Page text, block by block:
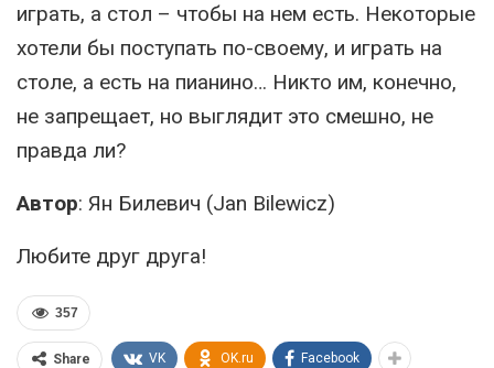
играть, а стол – чтобы на нем есть. Некоторые
хотели бы поступать по-своему, и играть на
столе, а есть на пианино… Никто им, конечно,
не запрещает, но выглядит это смешно, не
правда ли?
Автор: Ян Билевич (Jan Bilewicz)
Любите друг друга!
357
Share VK OK.ru Facebook